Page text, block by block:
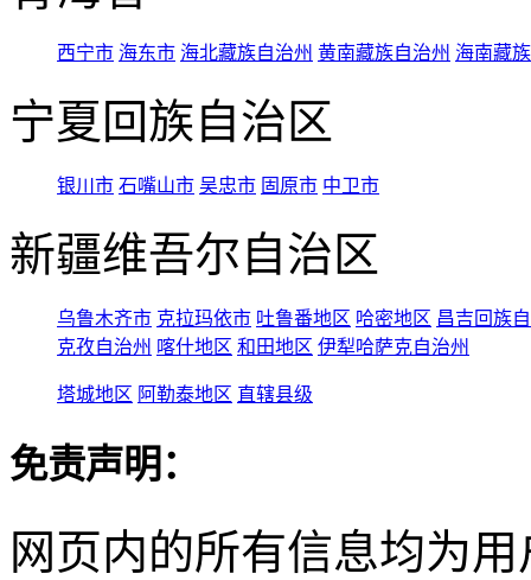
西宁市 海东市 海北藏族自治州 黄南藏族自治州 海南藏
宁夏回族自治区
银川市 石嘴山市 吴忠市 固原市 中卫市
新疆维吾尔自治区
乌鲁木齐市 克拉玛依市 吐鲁番地区 哈密地区 昌吉回族
克孜自治州 喀什地区 和田地区 伊犁哈萨克自治州
塔城地区 阿勒泰地区 直辖县级
免责声明：
网页内的所有信息均为